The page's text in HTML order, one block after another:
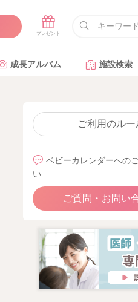
成長アルバム 施設検索
ご利用のル
ベビーカレンダーへの
い
ご質問・お問い